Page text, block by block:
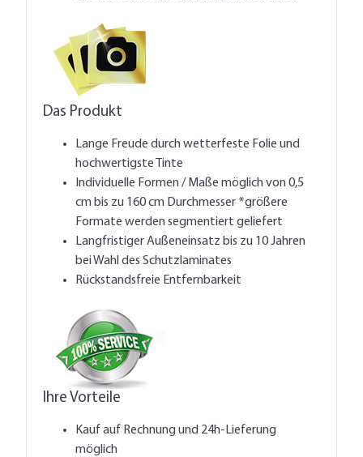
Das Produkt
Lange Freude durch wetterfeste Folie und
hochwertigste Tinte
Individuelle Formen / Maße möglich von 0,5
cm bis zu 160 cm Durchmesser *größere
Formate werden segmentiert geliefert
Langfristiger Außeneinsatz bis zu 10 Jahren
bei Wahl des Schutzlaminates
Rückstandsfreie Entfernbarkeit
Ihre Vorteile
Kauf auf Rechnung und 24h-Lieferung
möglich